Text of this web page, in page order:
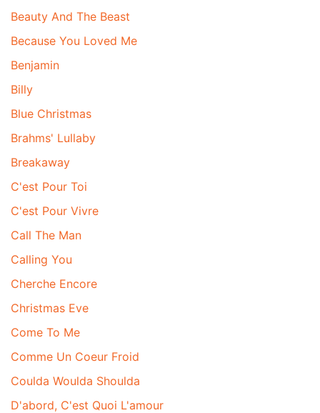
Beauty And The Beast
Because You Loved Me
Benjamin
Billy
Blue Christmas
Brahms' Lullaby
Breakaway
C'est Pour Toi
C'est Pour Vivre
Call The Man
Calling You
Cherche Encore
Christmas Eve
Come To Me
Comme Un Coeur Froid
Coulda Woulda Shoulda
D'abord, C'est Quoi L'amour